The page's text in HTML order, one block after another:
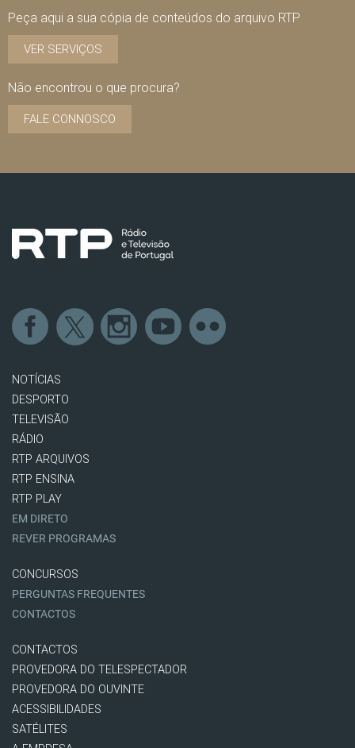
Peça aqui a sua cópia de conteúdos do arquivo RTP
VER SERVIÇOS
Não encontrou o que procura?
FALE CONNOSCO
NOTÍCIAS
DESPORTO
TELEVISÃO
RÁDIO
RTP ARQUIVOS
RTP ENSINA
RTP PLAY
EM DIRETO
REVER PROGRAMAS
CONCURSOS
PERGUNTAS FREQUENTES
CONTACTOS
CONTACTOS
PROVEDORA DO TELESPECTADOR
PROVEDORA DO OUVINTE
ACESSIBILIDADES
SATÉLITES